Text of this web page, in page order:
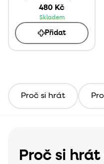
480 Kč
Skladem
Přidat
Proč si hrát
Proč si